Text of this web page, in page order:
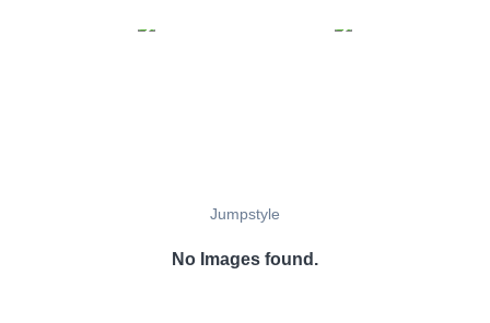
Jumpstyle
No Images found.